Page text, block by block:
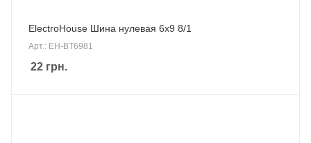
ElectroHouse Шина нулевая 6х9 8/1
Арт.: EH-BT6981
22 грн.